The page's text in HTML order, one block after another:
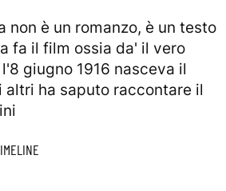
non è un romanzo, è un testo
fa il film ossia da' il vero
giugno 1916 nasceva il
altri ha saputo raccontare il